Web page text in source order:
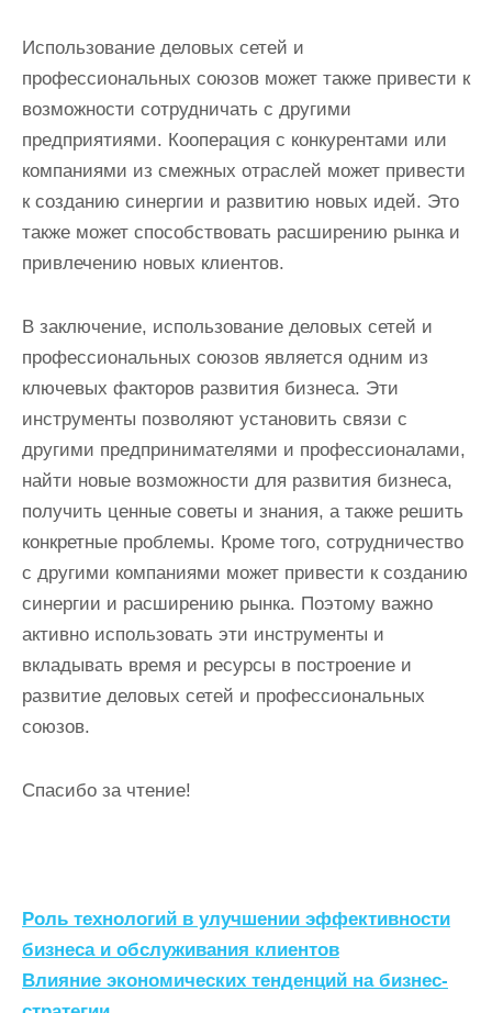
Использование деловых сетей и
профессиональных союзов может также привести к
возможности сотрудничать с другими
предприятиями. Кооперация с конкурентами или
компаниями из смежных отраслей может привести
к созданию синергии и развитию новых идей. Это
также может способствовать расширению рынка и
привлечению новых клиентов.
В заключение, использование деловых сетей и
профессиональных союзов является одним из
ключевых факторов развития бизнеса. Эти
инструменты позволяют установить связи с
другими предпринимателями и профессионалами,
найти новые возможности для развития бизнеса,
получить ценные советы и знания, а также решить
конкретные проблемы. Кроме того, сотрудничество
с другими компаниями может привести к созданию
синергии и расширению рынка. Поэтому важно
активно использовать эти инструменты и
вкладывать время и ресурсы в построение и
развитие деловых сетей и профессиональных
союзов.
Спасибо за чтение!
Н
а
в
Роль технологий в улучшении эффективности
бизнеса и обслуживания клиентов
Влияние экономических тенденций на бизнес-